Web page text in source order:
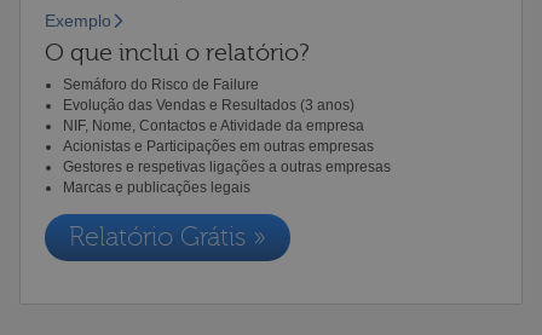
Exemplo
O que inclui o relatório?
Semáforo do Risco de Failure
Evolução das Vendas e Resultados (3 anos)
NIF, Nome, Contactos e Atividade da empresa
Acionistas e Participações em outras empresas
Gestores e respetivas ligações a outras empresas
Marcas e publicações legais
Relatório Grátis »